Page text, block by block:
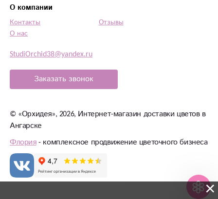
×
StudiOrchid38@yandex.ru
Заказать звонок
О компании
Контакты
О нас
Отзывы
© «Орхидея», 2026, Интернет-магазин доставки цветов в
Ангарске
Флория- комплексное продвижение цветочного бизнеса